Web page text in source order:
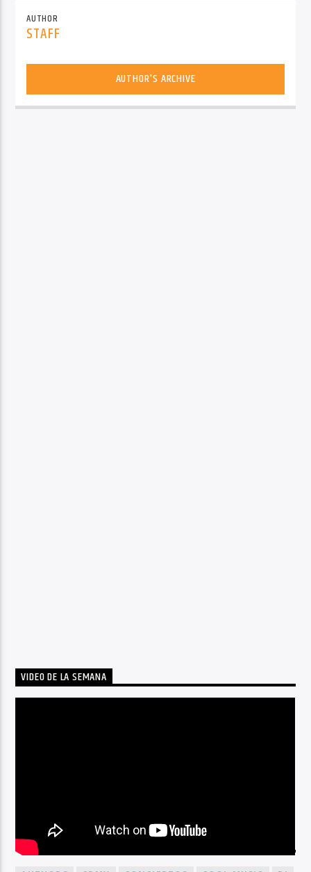
AUTHOR
STAFF
AUTHOR'S ARCHIVE
VIDEO DE LA SEMANA
BY TAG